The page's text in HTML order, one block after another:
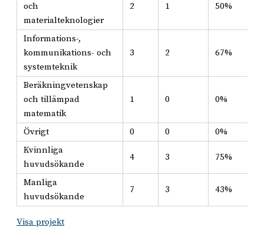
och
materialteknologier
2 1 50%
Informations-,
kommunikations- och
systemteknik
3 2 67%
Beräkningvetenskap
och tillämpad
matematik
1 0 0%
Övrigt 0 0
0%
Kvinnliga
huvudsökande
4 3 75%
Manliga
huvudsökande
7 3 43%
Visa projekt